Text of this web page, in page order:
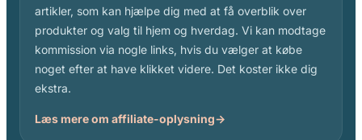
artikler, som kan hjælpe dig med at få overblik over
produkter og valg til hjem og hverdag. Vi kan modtage
kommission via nogle links, hvis du vælger at købe
noget efter at have klikket videre. Det koster ikke dig
ekstra.
Læs mere om affiliate-oplysning→